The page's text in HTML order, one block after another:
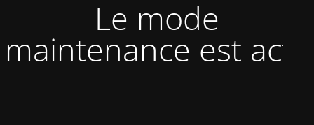
Le mode
maintenance est actif